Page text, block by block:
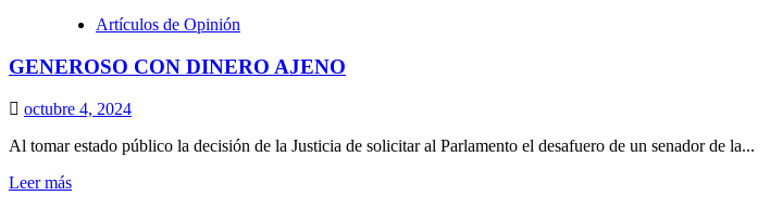
sostenible»
sobre
de
Artículos de Opinión
GENEROSO CON DINERO AJENO
octubre 4, 2024
Al tomar estado público la decisión de la Justicia de solicitar al Parlamento el desafuero de un senador de la...
Leer másLeer